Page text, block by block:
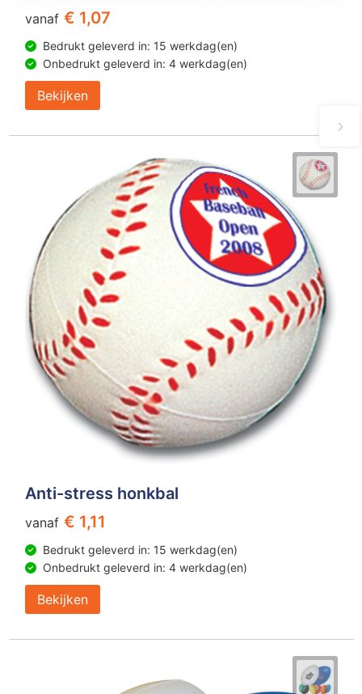
vanaf € 1,07
Bedrukt geleverd in: 15 werkdag(en)
Onbedrukt geleverd in: 4 werkdag(en)
Bekijken
Anti-stress honkbal
vanaf € 1,11
Bedrukt geleverd in: 15 werkdag(en)
Onbedrukt geleverd in: 4 werkdag(en)
Bekijken